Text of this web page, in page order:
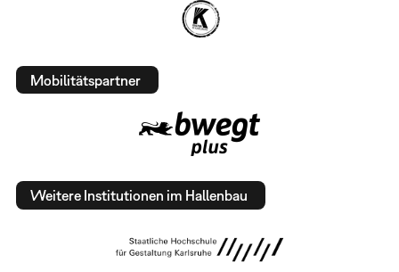
Mobilitätspartner
Weitere Institutionen im Hallenbau